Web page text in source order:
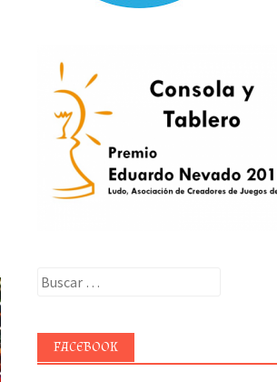
Buscar:
FACEBOOK